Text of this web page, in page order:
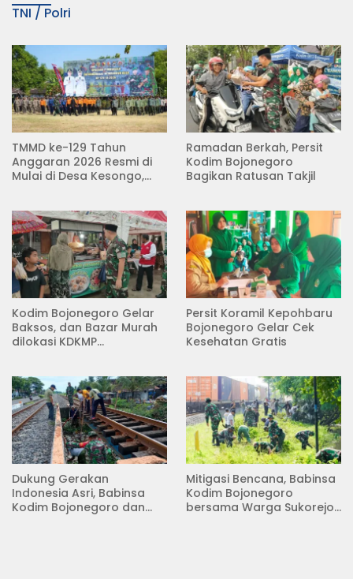
TNI / Polri
TMMD ke-129 Tahun
Anggaran 2026 Resmi di
Mulai di Desa Kesongo,
Ramadan Berkah, Persit
Kodim Bojonegoro
Bagikan Ratusan Takjil
Kodim Bojonegoro Gelar
Baksos, dan Bazar Murah
dilokasi KDKMP
Persit Koramil Kepohbaru
Bojonegoro Gelar Cek
Kesehatan Gratis
Dukung Gerakan
Indonesia Asri, Babinsa
Kodim Bojonegoro dan
Mitigasi Bencana, Babinsa
Kodim Bojonegoro
bersama Warga Sukorejo